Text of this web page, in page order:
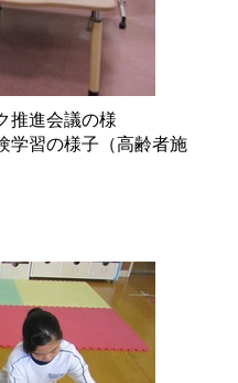
推進会議の様
学習の様子（高齢者施